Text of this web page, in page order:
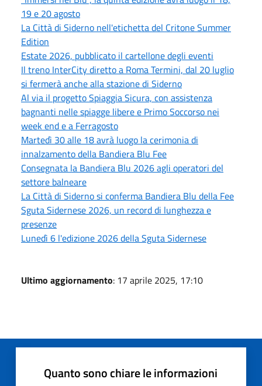
19 e 20 agosto
La Città di Siderno nell'etichetta del Critone Summer
Edition
Estate 2026, pubblicato il cartellone degli eventi
Il treno InterCity diretto a Roma Termini, dal 20 luglio
si fermerà anche alla stazione di Siderno
Al via il progetto Spiaggia Sicura, con assistenza
bagnanti nelle spiagge libere e Primo Soccorso nei
week end e a Ferragosto
Martedì 30 alle 18 avrà luogo la cerimonia di
innalzamento della Bandiera Blu Fee
Consegnata la Bandiera Blu 2026 agli operatori del
settore balneare
La Città di Siderno si conferma Bandiera Blu della Fee
Sguta Sidernese 2026, un record di lunghezza e
presenze
Lunedì 6 l'edizione 2026 della Sguta Sidernese
Ultimo aggiornamento: 17 aprile 2025, 17:10
Quanto sono chiare le informazioni